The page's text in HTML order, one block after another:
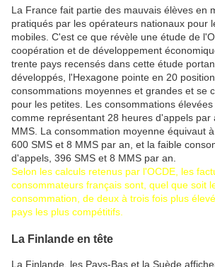
La France fait partie des mauvais élèves en
pratiqués par les opérateurs nationaux pour
mobiles. C'est ce que révèle une étude de
coopération et de développement
trente pays recensés dans cette étude
développés, l'Hexagone pointe en 20
consommations moyennes et grandes et se
pour les petites. Les consommations
comme représentant 28 heures d'appels par
MMS. La consommation moyenne équivaut
600 SMS et 8 MMS par an, et la faible
d'appels, 396 SMS et 8 MMS par an.
Selon les calculs retenus par l'OCDE, les
consommateurs français sont, quel que soit
consommation, de deux à trois fois plus
pays les plus compétitifs.
La Finlande en tête
La Finlande, les Pays-Bas et la Suède